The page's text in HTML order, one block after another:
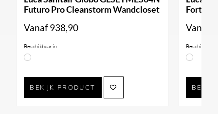
Futuro Pro Cleanstorm Wandcloset
Vanaf938,90
Beschikbaar in
BEKIJK PRODUCT
Forty3
Vanaf
Beschikbaar